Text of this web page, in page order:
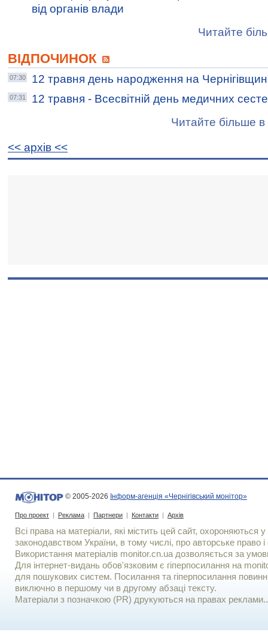
від органів влади
Читайте
ВІДПОЧИНОК
07:30 12 травня день народження на
07:31
12 травня - Всесвітній день медичних
Читайте більше в
<< архiв <<
© 2005-2026 Інформ-агенція «Чернігівський монітор»
Про проект | Реклама | Партнери | Контакти | Архів
Всі права на матеріали, які містить цей сайт, охороняються у
законодавством України, в тому числі, про авторське право і
Використання матерiалiв monitor.cn.ua дозволяється за
Для iнтернет-видань обов'язковим є гiперпосилання на
для пошукових систем. Посилання та гіперпосилання
виключно в першому чи в другому абзаці тексту.
Матеріали з позначкою (PR) друкуються на правах реклами..